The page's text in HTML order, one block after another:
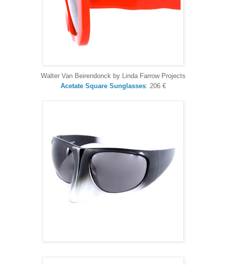
Walter Van Beirendonck by Linda Farrow Projects
Acetate Square Sunglasses: 206 €